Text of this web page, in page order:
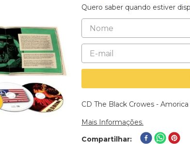
Quero saber quando estiver
CD The Black Crowes -
Mais Informações.
Compartilhar